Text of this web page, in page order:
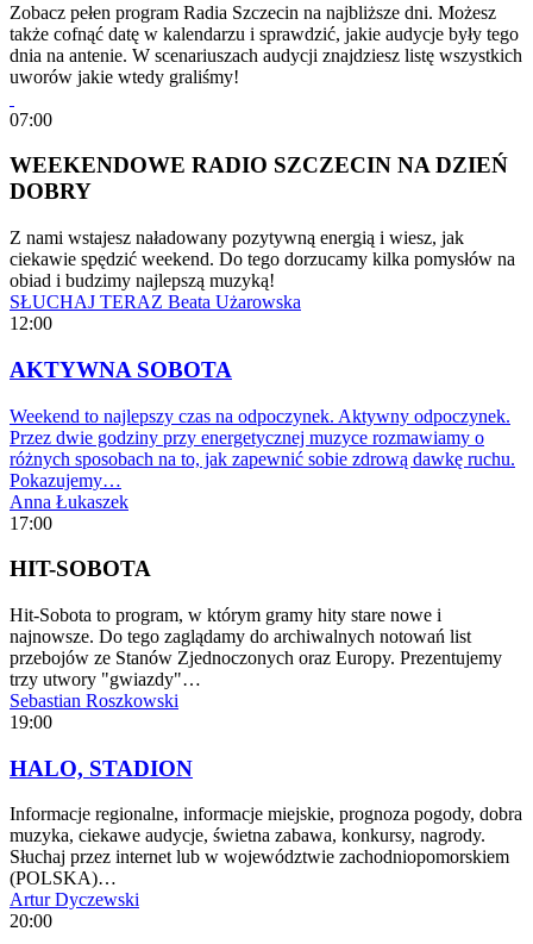
Zobacz pełen program Radia Szczecin na najbliższe dni. Możesz
także cofnąć datę w kalendarzu i sprawdzić, jakie audycje były tego
dnia na antenie. W scenariuszach audycji znajdziesz listę wszystkich
uworów jakie wtedy graliśmy!
07:00
WEEKENDOWE RADIO SZCZECIN NA DZIEŃ
DOBRY
Z nami wstajesz naładowany pozytywną energią i wiesz, jak
ciekawie spędzić weekend. Do tego dorzucamy kilka pomysłów na
obiad i budzimy najlepszą muzyką!
SŁUCHAJ TERAZ Beata Użarowska
12:00
AKTYWNA SOBOTA
Weekend to najlepszy czas na odpoczynek. Aktywny odpoczynek.
Przez dwie godziny przy energetycznej muzyce rozmawiamy o
różnych sposobach na to, jak zapewnić sobie zdrową dawkę ruchu.
Pokazujemy…
Anna Łukaszek
17:00
HIT-SOBOTA
Hit-Sobota to program, w którym gramy hity stare nowe i
najnowsze. Do tego zaglądamy do archiwalnych notowań list
przebojów ze Stanów Zjednoczonych oraz Europy. Prezentujemy
trzy utwory "gwiazdy"…
Sebastian Roszkowski
19:00
HALO, STADION
Informacje regionalne, informacje miejskie, prognoza pogody, dobra
muzyka, ciekawe audycje, świetna zabawa, konkursy, nagrody.
Słuchaj przez internet lub w województwie zachodniopomorskiem
(POLSKA)…
Artur Dyczewski
20:00